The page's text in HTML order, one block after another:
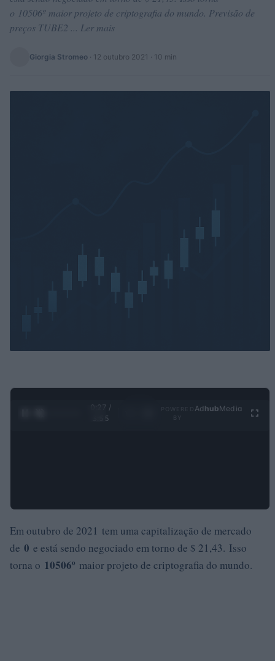
o 10506º maior projeto de criptografia do mundo. Previsão de
preços TUBE2 ... Ler mais
Giorgia Stromeo · 12 outubro 2021 · 10 min
0:29 /
3:55
Ad hubMedia
Em outubro de 2021 tem uma capitalização de mercado
de 0 e está sendo negociado em torno de $ 21,43. Isso
torna o 10506º maior projeto de criptografia do mundo.